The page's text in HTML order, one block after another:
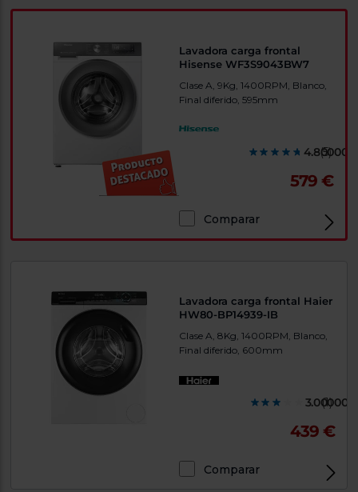
Lavadora carga frontal
Hisense WF3S9043BW7
Clase A, 9Kg, 1400RPM, Blanco,
Final diferido, 595mm
(5)
579 €
Comparar
Lavadora carga frontal Haier
HW80-BP14939-IB
Clase A, 8Kg, 1400RPM, Blanco,
Final diferido, 600mm
(1)
439 €
Comparar